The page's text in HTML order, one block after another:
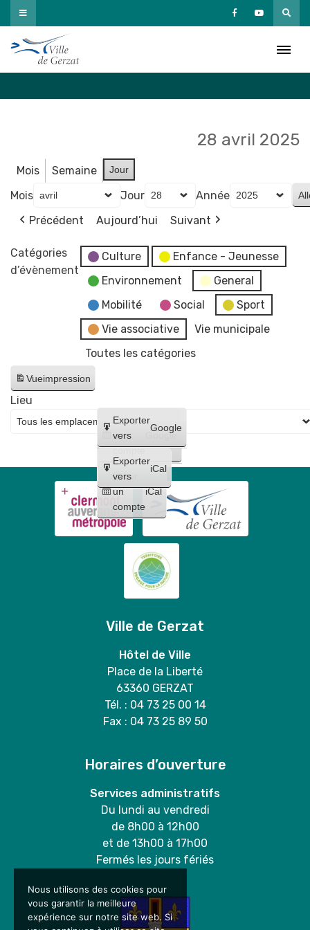
Passer
au
contenu
28 avril 2025
Mois Semaine Jour
Mois Jour
Année
Précédent
Aujourd’hui Suivant
Catégories
d’évènement
Culture
Enfance - Jeunesse
Environnement
General
Mobilité
Social
Sport
Vie associative
Vie municipale
Toutes les catégories
Vueimpression
Créer
un
compte
Google
Créer
un
compte
iCal
Exporter
vers
Google
Exporter
vers
iCal
Lieu
Ville de Gerzat
Hôtel de Ville
Place de la Liberté
63360 GERZAT
Tél. : 04 73 25 00 14
Fax : 04 73 25 89 50
Horaires d’ouverture
Services administratifs
Du lundi au vendredi
de 8h00 à 12h00
et de 13h00 à 17h00
Fermés les jours fériés
Nous utilisons des cookies pour
vous garantir la meilleure
expérience sur notre site web. Si